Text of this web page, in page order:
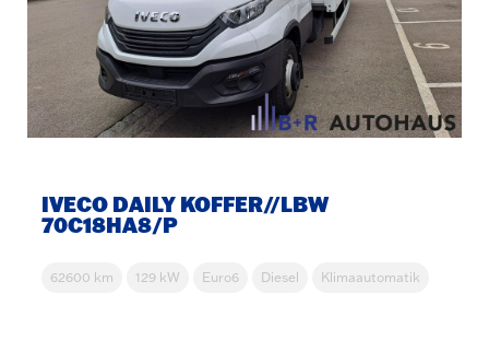
IVECO DAILY KOFFER//LBW
70C18HA8/P
62600 km 129 kW Euro6 Diesel Klimaautomatik